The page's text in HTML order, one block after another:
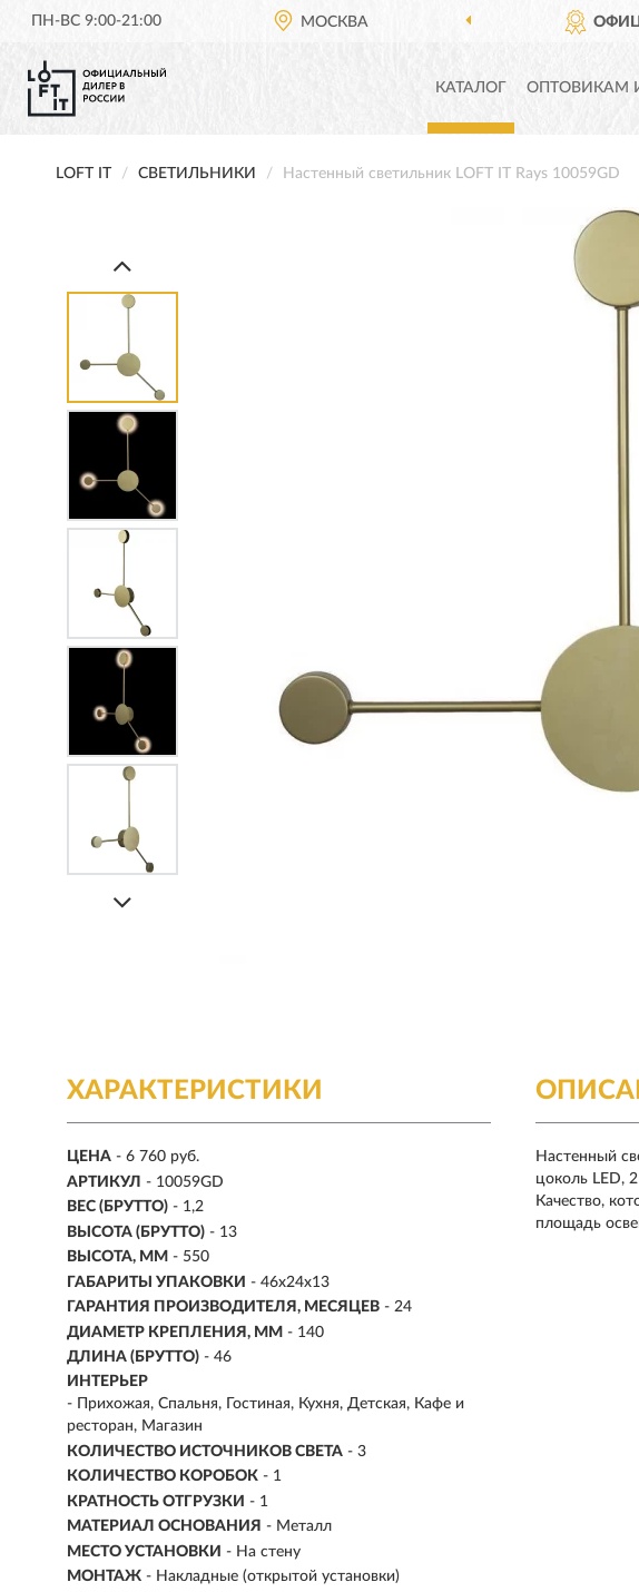
ПН-ВС 9:00-21:00 МОСКВА
КАТАЛОГ ОПТОВИКАМ
LOFT IT СВЕТИЛЬНИКИ Настенный светильник LOFT IT Rays 10059GD
ХАРАКТЕРИСТИКИ
ЦЕНА - 6 760 руб.
АРТИКУЛ - 10059GD
ВЕС (БРУТТО) - 1,2
ВЫСОТА (БРУТТО) - 13
ВЫСОТА, ММ - 550
ГАБАРИТЫ УПАКОВКИ - 46x24x13
ГАРАНТИЯ ПРОИЗВОДИТЕЛЯ, МЕСЯЦЕВ - 24
ДИАМЕТР КРЕПЛЕНИЯ, ММ - 140
ДЛИНА (БРУТТО) - 46
ИНТЕРЬЕР
- Прихожая, Спальня, Гостиная, Кухня, Детская, Кафе и
ресторан, Магазин
КОЛИЧЕСТВО ИСТОЧНИКОВ СВЕТА - 3
КОЛИЧЕСТВО КОРОБОК - 1
КРАТНОСТЬ ОТГРУЗКИ - 1
МАТЕРИАЛ ОСНОВАНИЯ - Металл
МЕСТО УСТАНОВКИ - На стену
МОНТАЖ - Накладные (открытой установки)
Настенный
цоколь LED,
Качество,
площадь